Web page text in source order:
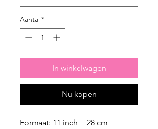
Aantal *
In winkelwagen
Nu kopen
Formaat: 11 inch = 28 cm